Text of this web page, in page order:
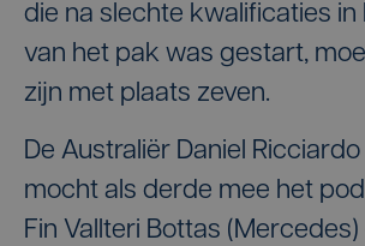
die na slechte kwalificaties in
van het pak was gestart,
zijn met plaats zeven.
De Australiër Daniel Ricciardo
mocht als derde mee het
Fin Vallteri Bottas (Mercedes)